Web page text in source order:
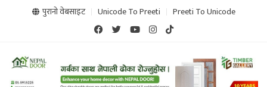
पुरानो वेबसाइट Unicode To Preeti Preeti To Unicode